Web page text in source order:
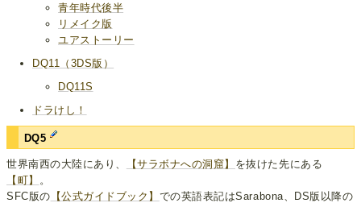
青年時代後半
リメイク版
ユアストーリー
DQ11（3DS版）
DQ11S
ドラけし！
DQ5
世界南西の大陸にあり、 【サラボナへの洞窟】 を抜けた先にある
【町】 。
SFC版の 【公式ガイドブック】 での英語表記はSarabona、DS版以降の